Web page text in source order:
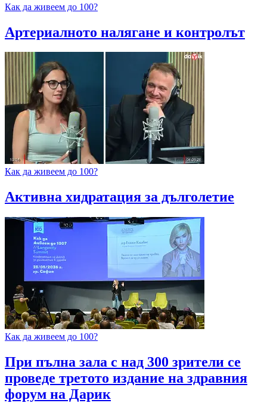
Как да живеем до 100?
Артериалното налягане и контролът
Как да живеем до 100?
Активна хидратация за дълголетие
Как да живеем до 100?
При пълна зала с над 300 зрители се
проведе третото издание на здравния
форум на Дарик